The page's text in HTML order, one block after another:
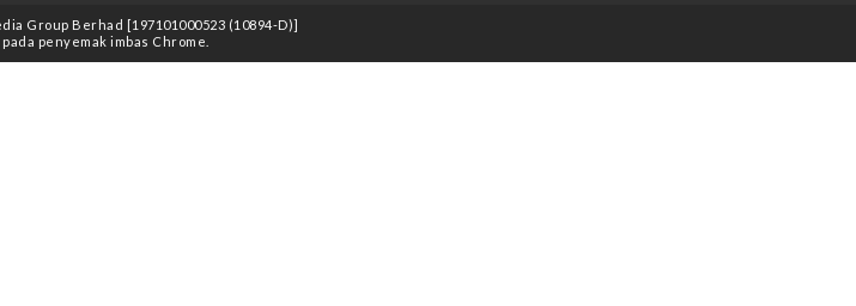
Group Berhad [197101000523 (10894-D)]
penyemak imbas Chrome.